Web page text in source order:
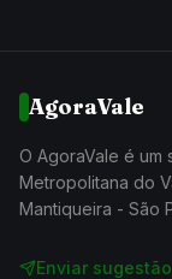
AgoraVale
O AgoraVale é
Metropolitana do
Mantiqueira - São
Enviar